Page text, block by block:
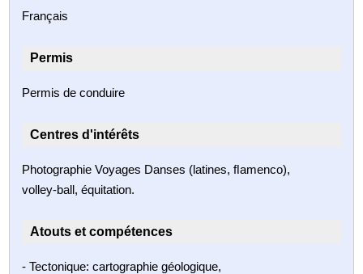
Français
Permis
Permis de conduire
Centres d'intérêts
Photographie Voyages Danses (latines, ﬂamenco),
volley-ball, équitation.
Atouts et compétences
- Tectonique: cartographie géologique,